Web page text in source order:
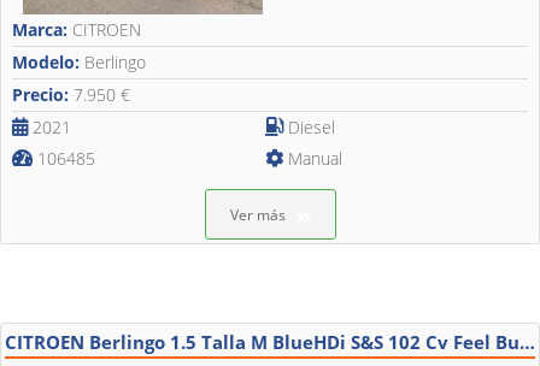
Marca: CITROEN
Modelo: Berlingo
Precio: 7.950 €
2021
106485
Diesel
Manual
Ver más
CITROEN Berlingo 1.5 Talla M BlueHDi S&S 102 Cv Feel Business 5P